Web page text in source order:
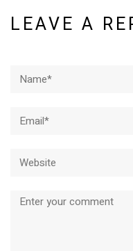
LEAVE A
Comment